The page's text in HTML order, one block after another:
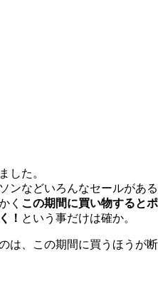
した。
ンなどいろんなセールがある
く この期間に買い物するとポ
！ という事だけは確か。
は、この期間に買うほうが断